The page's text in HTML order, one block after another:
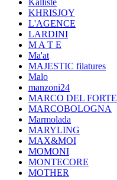
Kalliste
KHRISJOY
L'AGENCE
LARDINI
M A T E
Ma'at
MAJESTIC filatures
Malo
manzoni24
MARCO DEL FORTE
MARCOBOLOGNA
Marmolada
MARYLING
MAX&MOI
MOMONI
MONTECORE
MOTHER